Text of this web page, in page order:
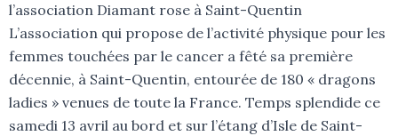
l’association Diamant rose à Saint-Quentin
L’association qui propose de l’activité physique pour les
femmes touchées par le cancer a fêté sa première
décennie, à Saint-Quentin, entourée de 180 « dragons
ladies » venues de toute la France. Temps splendide ce
samedi 13 avril au bord et sur l’étang d’Isle de Saint-